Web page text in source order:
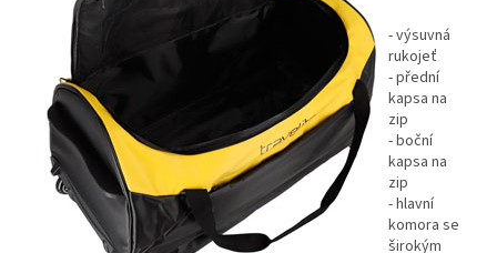
- výsuvná
rukojeť
- přední
kapsa na
zip
- boční
kapsa na
zip
- hlavní
komora se
širokým